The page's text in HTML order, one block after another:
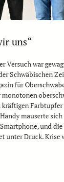
uns“
Versuch war
Schwäbischen
für
monotonen
mauserte
und
unter Druck. Krise